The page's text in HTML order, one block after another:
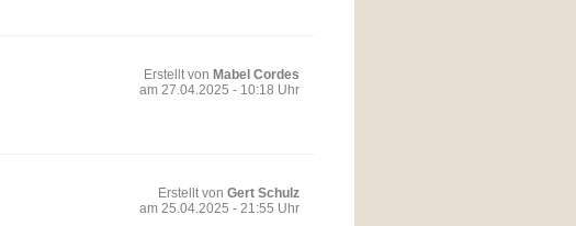
Erstellt von Mabel Cordes
am 27.04.2025 - 10:18 Uhr
Erstellt von Gert Schulz
am 25.04.2025 - 21:55 Uhr